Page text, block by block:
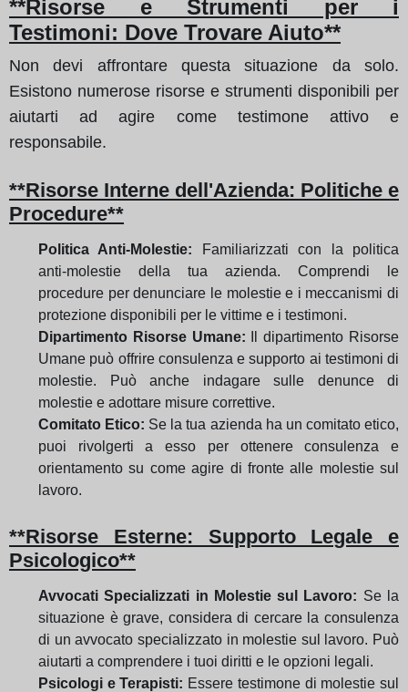
**Risorse e Strumenti per i
Testimoni: Dove Trovare Aiuto**
Non devi affrontare questa situazione da solo.
Esistono numerose risorse e strumenti disponibili per
aiutarti ad agire come testimone attivo e
responsabile.
**Risorse Interne dell'Azienda: Politiche e
Procedure**
Politica Anti-Molestie: Familiarizzati con la politica
anti-molestie della tua azienda. Comprendi le
procedure per denunciare le molestie e i meccanismi di
protezione disponibili per le vittime e i testimoni.
Dipartimento Risorse Umane: Il dipartimento Risorse
Umane può offrire consulenza e supporto ai testimoni di
molestie. Può anche indagare sulle denunce di
molestie e adottare misure correttive.
Comitato Etico: Se la tua azienda ha un comitato etico,
puoi rivolgerti a esso per ottenere consulenza e
orientamento su come agire di fronte alle molestie sul
lavoro.
**Risorse Esterne: Supporto Legale e
Psicologico**
Avvocati Specializzati in Molestie sul Lavoro: Se la
situazione è grave, considera di cercare la consulenza
di un avvocato specializzato in molestie sul lavoro. Può
aiutarti a comprendere i tuoi diritti e le opzioni legali.
Psicologi e Terapisti: Essere testimone di molestie sul